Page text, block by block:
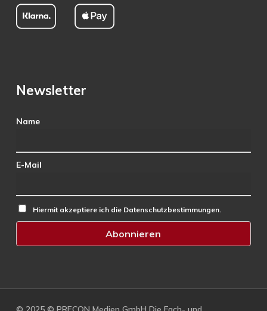
Newsletter
Name
E-Mail
Hiermit akzeptiere ich die Datenschutzbestimmungen.